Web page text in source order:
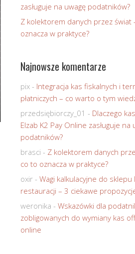
zasługuje na uwagę podatników?
Z kolektorem danych przez świat
oznacza w praktyce?
Najnowsze komentarze
pix - Integracja kas fiskalnych i
płatniczych – co warto o tym
przedsiębiorczy_01 - Dlaczego
Elzab K2 Pay Online zasługuje na
podatników?
brasci - Z kolektorem danych
co to oznacza w praktyce?
oxir - Wagi kalkulacyjne do sklepu
restauracji – 3 ciekawe
weronika - Wskazówki dla
zobligowanych do wymiany kas
online